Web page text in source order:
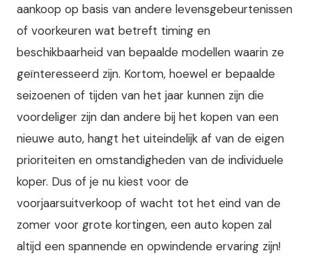
aankoop op basis van andere levensgebeurtenissen
of voorkeuren wat betreft timing en
beschikbaarheid van bepaalde modellen waarin ze
geïnteresseerd zijn. Kortom, hoewel er bepaalde
seizoenen of tijden van het jaar kunnen zijn die
voordeliger zijn dan andere bij het kopen van een
nieuwe auto, hangt het uiteindelijk af van de eigen
prioriteiten en omstandigheden van de individuele
koper. Dus of je nu kiest voor de
voorjaarsuitverkoop of wacht tot het eind van de
zomer voor grote kortingen, een auto kopen zal
altijd een spannende en opwindende ervaring zijn!